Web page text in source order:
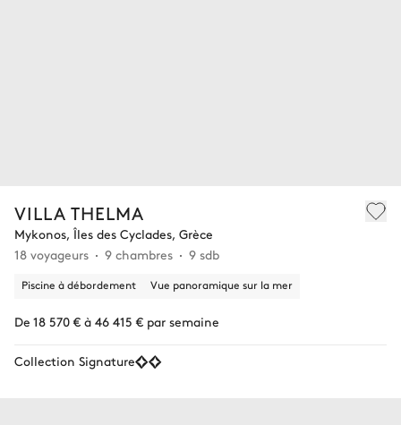
VILLA THELMA
Mykonos, Îles des Cyclades, Grèce
18 voyageurs
9 chambres 9 sdb
Piscine à débordement Vue panoramique sur la mer
De 18 570 € à 46 415 € par semaine
Collection Signature